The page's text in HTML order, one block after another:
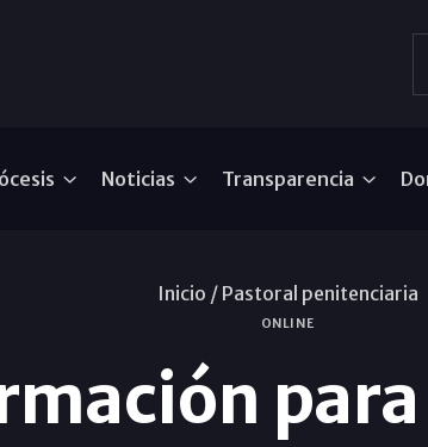
Noticias Transparencia
Inicio / Pastoral penitenciaria
ONLINE